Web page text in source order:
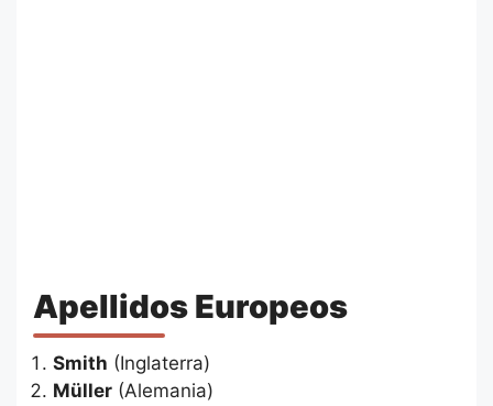
Apellidos Europeos
Smith (Inglaterra)
Müller(Alemania)